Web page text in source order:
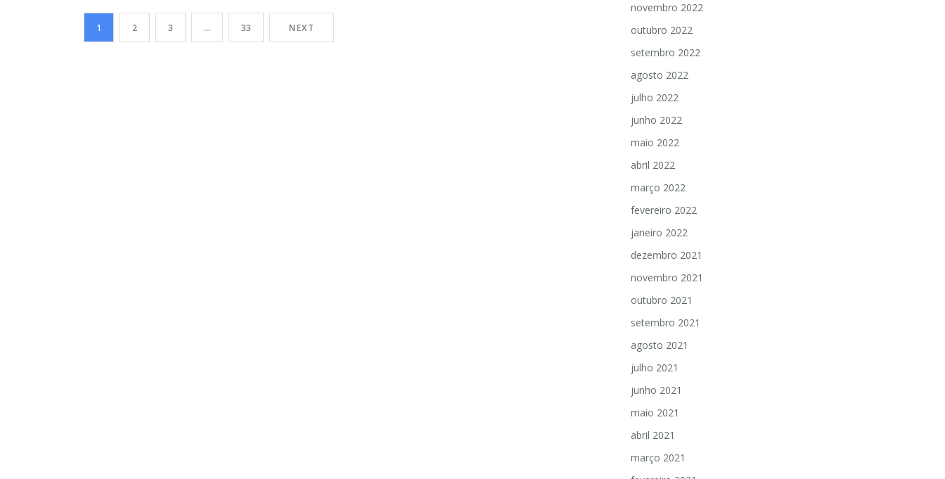
difícil de […]
1 2 3 … 33 NEXT
novembro 2022
outubro 2022
setembro 2022
agosto 2022
julho 2022
junho 2022
maio 2022
abril 2022
março 2022
fevereiro 2022
janeiro 2022
dezembro 2021
novembro 2021
outubro 2021
setembro 2021
agosto 2021
julho 2021
junho 2021
maio 2021
abril 2021
março 2021